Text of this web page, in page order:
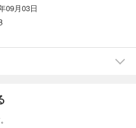
09月03日